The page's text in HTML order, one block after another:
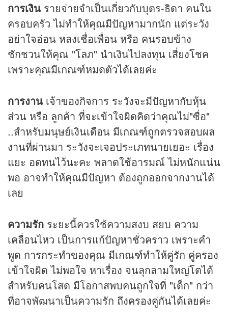
การเงิน รายจ่ายจำเป็นเกี่ยวกับบุตร-ธิดา คนใน
ครอบครัว ไม่ทำให้คุณมีปัญหามากนัก แต่ระวัง
อย่าใจอ่อน หลงเชื่อเพื่อน หรือ คนรอบข้าง
ชักชวนให้คุณ "โลภ" นำเงินไปลงทุน เสี่ยงโชค
เพราะคุณมีเกณฑ์หมดตัวได้เลยค่ะ
การงาน เจ้าของกิจการ ระวังจะมีปัญหากับหุ้น
ส่วน หรือ ลูกค้า ที่จะเข้าใจผิดคิดว่าคุณไม่"ซื่อ"
..สำหรับมนุษย์เงินเดือน มีเกณฑ์ถูกตรวจสอบผล
งานที่ผ่านมา ระวังจะเจอประเภทนายเยอะ เรื่อง
แยะ อดทนไว้นะคะ พลาดใช้อารมณ์ ไม่หนักแน่น
พอ อาจทำให้คุณมีปัญหา ต้องถูกออกจากงานได้
เลย
ความรัก ระยะนี้ควรใช้ความสงบ สยบ ความ
เคลื่อนไหว เป็นการแก้ปัญหาชั่วคราว เพราะคำ
พูด การกระทำของคุณ มีเกณฑ์ทำให้คู่รัก คู่ครอง
เข้าใจผิด ไม่พอใจ หาเรื่อง จนลุกลามใหญ่โตได้
สำหรับคนโสด มีโอกาสพบคนถูกใจที่ "เด็ก" กว่า
ที่อาจพัฒนาเป็นความรัก ถึงครองคู่กันได้เลยค่ะ